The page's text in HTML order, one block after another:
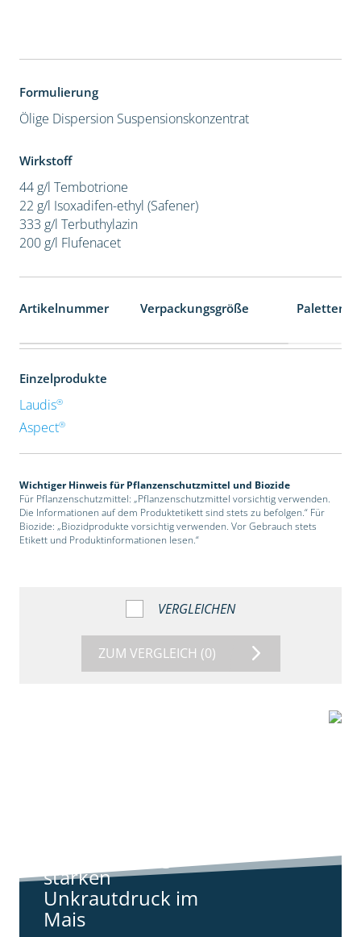
Formulierung
Ölige Dispersion Suspensionskonzentrat
Wirkstoff
44 g/l Tembotrione
22 g/l Isoxadifen-ethyl (Safener)
333 g/l Terbuthylazin
200 g/l Flufenacet
Artikelnummer Verpackungsgröße
Einzelprodukte
Laudis®
Aspect®
Wichtiger Hinweis für Pflanzenschutzmittel und Biozide
Für Pflanzenschutzmittel: „Pflanzenschutzmittel vorsichtig verwenden.
Die Informationen auf dem Produktetikett sind stets zu befolgen.“ Für
Biozide: „Biozidprodukte vorsichtig verwenden. Vor Gebrauch stets
Etikett und Produktinformationen lesen.“
VERGLEICHEN
ZUM VERGLEICH (0)
starken
Unkrautdruck im
Mais